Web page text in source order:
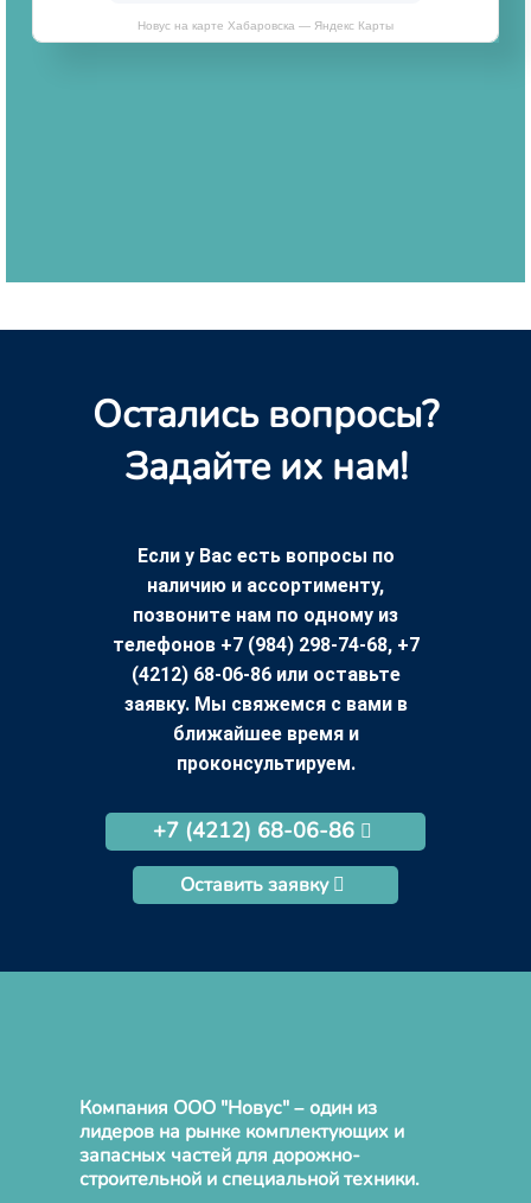
Новус на карте Хабаровска — Яндекс Карты
Остались вопросы?
Задайте их нам!
Если у Вас есть вопросы по
наличию и ассортименту,
позвоните нам по одному из
телефонов +7 (984) 298-74-68, +7
(4212) 68-06-86 или оставьте
заявку. Мы свяжемся с вами в
ближайшее время и
проконсультируем.
+7 (4212) 68-06-86
Оставить заявку
Компания ООО "Новус" – один из
лидеров на рынке комплектующих и
запасных частей для дорожно-
строительной и специальной техники.